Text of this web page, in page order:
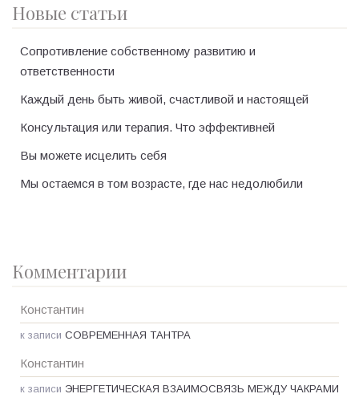
Новые статьи
Сопротивление собственному развитию и
ответственности
Каждый день быть живой, счастливой и настоящей
Консультация или терапия. Что эффективней
Вы можете исцелить себя
Мы остаемся в том возрасте, где нас недолюбили
Комментарии
Константин
к записи СОВРЕМЕННАЯ ТАНТРА
Константин
к записи ЭНЕРГЕТИЧЕСКАЯ ВЗАИМОСВЯЗЬ МЕЖДУ ЧАКРАМИ